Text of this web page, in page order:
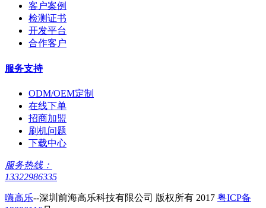
客户案例
检测证书
开发平台
合作客户
服务支持
ODM/OEM定制
在线下单
招商加盟
刷机问题
下载中心
服务热线：
13322986335
嗨高乐--深圳前海高乐科技有限公司 版权所有 2017 粤ICP备